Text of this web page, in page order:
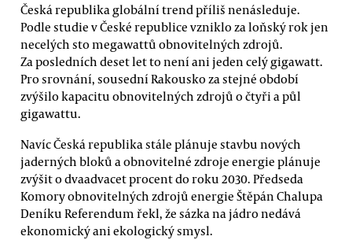
Česká republika globální trend příliš nenásleduje.
Podle studie v České republice vzniklo za loňský rok jen
necelých sto megawattů obnovitelných zdrojů.
Za posledních deset let to není ani jeden celý gigawatt.
Pro srovnání, sousední Rakousko za stejné období
zvýšilo kapacitu obnovitelných zdrojů o čtyři a půl
gigawattu.
Navíc Česká republika stále plánuje stavbu nových
jaderných bloků a obnovitelné zdroje energie plánuje
zvýšit o dvaadvacet procent do roku 2030. Předseda
Komory obnovitelných zdrojů energie Štěpán Chalupa
Deníku Referendum řekl, že sázka na jádro nedává
ekonomický ani ekologický smysl.